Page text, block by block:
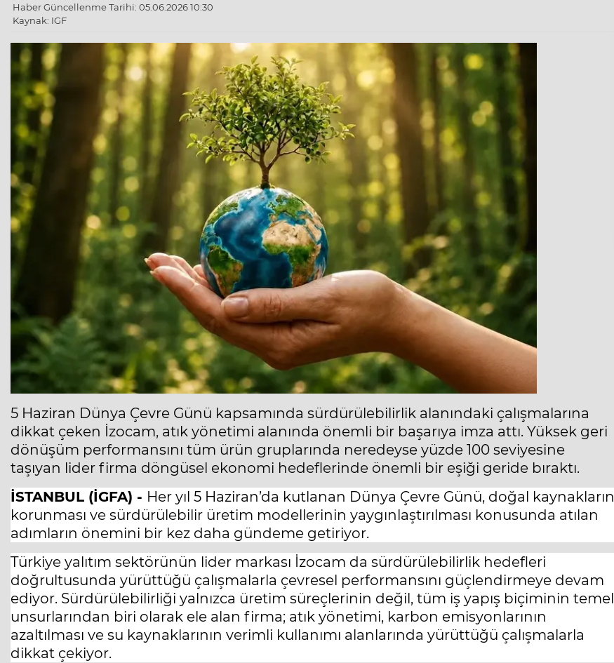
Haber Güncellenme Tarihi: 05.06.2026 10:30
Kaynak: IGF
5 Haziran Dünya Çevre Günü kapsamında sürdürülebilirlik alanındaki çalışmalarına
dikkat çeken İzocam, atık yönetimi alanında önemli bir başarıya imza attı. Yüksek geri
dönüşüm performansını tüm ürün gruplarında neredeyse yüzde 100 seviyesine
taşıyan lider firma döngüsel ekonomi hedeflerinde önemli bir eşiği geride bıraktı.
İSTANBUL (İGFA) - Her yıl 5 Haziran’da kutlanan Dünya Çevre Günü, doğal kaynakların
korunması ve sürdürülebilir üretim modellerinin yaygınlaştırılması konusunda atılan
adımların önemini bir kez daha gündeme getiriyor.
Türkiye yalıtım sektörünün lider markası İzocam da sürdürülebilirlik hedefleri
doğrultusunda yürüttüğü çalışmalarla çevresel performansını güçlendirmeye devam
ediyor. Sürdürülebilirliği yalnızca üretim süreçlerinin değil, tüm iş yapış biçiminin temel
unsurlarından biri olarak ele alan firma; atık yönetimi, karbon emisyonlarının
azaltılması ve su kaynaklarının verimli kullanımı alanlarında yürüttüğü çalışmalarla
dikkat çekiyor.